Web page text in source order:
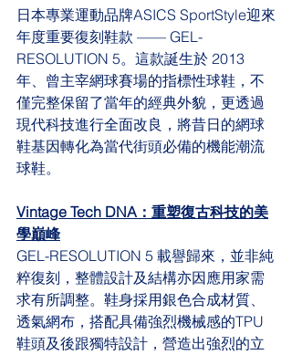
日本專業運動品牌ASICS SportStyle迎來
年度重要復刻鞋款 —— GEL-
RESOLUTION 5。這款誕生於 2013
年、曾主宰網球賽場的指標性球鞋，不
僅完整保留了當年的經典外貌，更透過
現代科技進行全面改良，將昔日的網球
鞋基因轉化為當代街頭必備的機能潮流
球鞋。
Vintage Tech DNA：重塑復古科技的美
學巔峰
GEL-RESOLUTION 5 載譽歸來，並非純
粹復刻，整體設計及結構亦因應用家需
求有所調整。鞋身採用銀色合成材質、
透氣網布，搭配具備強烈機械感的TPU
鞋頭及後跟獨特設計，營造出強烈的立